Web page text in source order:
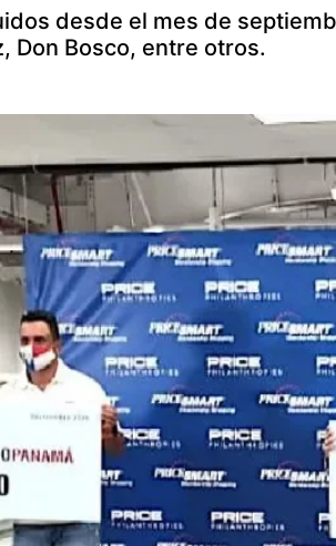
desde el mes de
Don Bosco, entre otros.